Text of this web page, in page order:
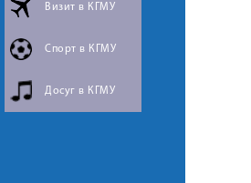
Визит в КГМУ
Спорт в КГМУ
Досуг в КГМУ